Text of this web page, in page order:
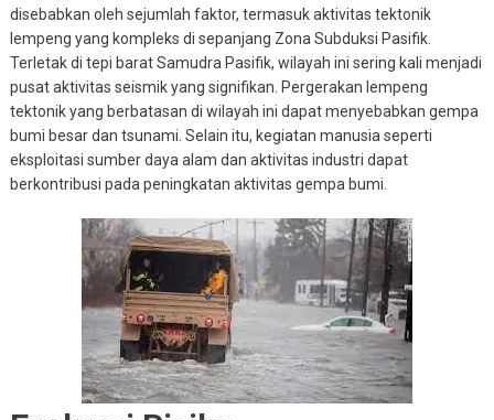
disebabkan oleh sejumlah faktor, termasuk aktivitas tektonik
lempeng yang kompleks di sepanjang Zona Subduksi Pasifik.
Terletak di tepi barat Samudra Pasifik, wilayah ini sering kali menjadi
pusat aktivitas seismik yang signifikan. Pergerakan lempeng
tektonik yang berbatasan di wilayah ini dapat menyebabkan gempa
bumi besar dan tsunami. Selain itu, kegiatan manusia seperti
eksploitasi sumber daya alam dan aktivitas industri dapat
berkontribusi pada peningkatan aktivitas gempa bumi.